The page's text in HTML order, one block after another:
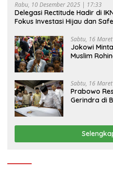
Rabu, 10 Desember 2025 | 17:33
Delegasi Rectitude Hadir di
Fokus Investasi Hijau dan
Sabtu, 16
Jokowi
Muslim
Sabtu, 16
Prabowo
Gerindra di